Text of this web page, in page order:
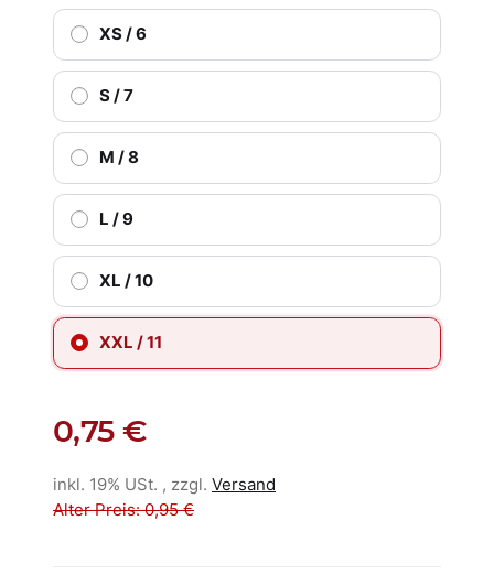
XS / 6
S / 7
M / 8
L / 9
XL / 10
XXL / 11
0,75 €
inkl. 19% USt. , zzgl. Versand
Alter Preis: 0,95 €